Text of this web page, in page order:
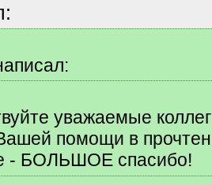
уважаемые
помощи в
- БОЛЬШОЕ спасибо!